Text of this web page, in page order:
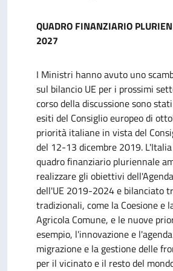
QUADRO FINANZIARIO
2027
I Ministri hanno avuto uno
sul bilancio UE per i prossimi
corso della discussione sono
esiti del Consiglio europeo di
priorità italiane in vista del
del 12-13 dicembre 2019.
quadro finanziario pluriennale
realizzare gli obiettivi
dell'UE 2019-2024 e bilanciato
tradizionali, come la Coesione e
Agricola Comune, e le nuove
esempio, l'innovazione e
migrazione e la gestione delle
per il vicinato e il resto del